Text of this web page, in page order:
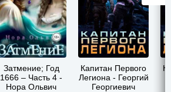
Затмение; Год
1666 – Часть 4 -
Нора Ольвич
Капитан Первого
Легиона - Георгий
Георгиевич